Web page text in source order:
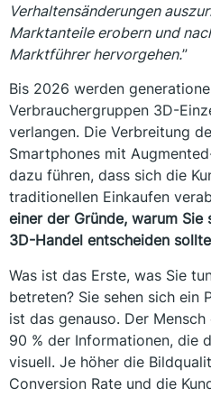
Verhaltensänderungen
Marktanteile erobern und
Marktführer hervorgehen.”
Bis 2026 werden
Verbrauchergruppen 3D-
verlangen. Die Verbreitung
Smartphones mit
dazu führen, dass sich die
traditionellen Einkaufen
einer der Gründe, warum
3D-Handel entscheiden
Was ist das Erste, was Sie
betreten? Sie sehen sich ein
ist das genauso. Der
90 % der Informationen, die
visuell. Je höher die
Conversion Rate und die